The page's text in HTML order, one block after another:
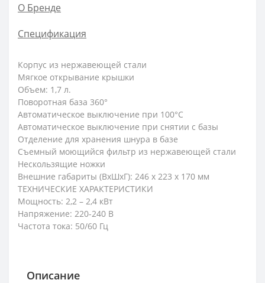
О Бренде
Спецификация
Корпус из нержавеющей стали
Мягкое открывание крышки
Объем: 1,7 л.
Поворотная база 360°
Автоматическое выключение при 100°С
Автоматическое выключение при снятии с базы
Отделение для хранения шнура в базе
Съемный моющийся фильтр из нержавеющей стали
Нескользящие ножки
Внешние габариты (ВхШхГ): 246 х 223 х 170 мм
ТЕХНИЧЕСКИЕ ХАРАКТЕРИСТИКИ
Мощность: 2,2 – 2,4 кВт
Напряжение: 220-240 В
Частота тока: 50/60 Гц
Описание